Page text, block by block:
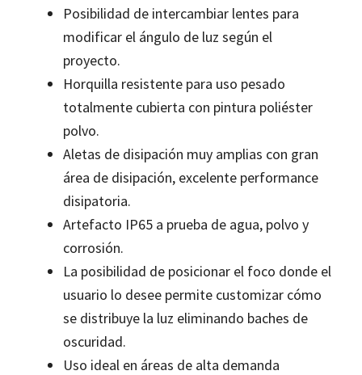
Posibilidad de intercambiar lentes para
modificar el ángulo de luz según el
proyecto.
Horquilla resistente para uso pesado
totalmente cubierta con pintura poliéster
polvo.
Aletas de disipación muy amplias con gran
área de disipación, excelente performance
disipatoria.
Artefacto IP65 a prueba de agua, polvo y
corrosión.
La posibilidad de posicionar el foco donde el
usuario lo desee permite customizar cómo
se distribuye la luz eliminando baches de
oscuridad.
Uso ideal en áreas de alta demanda